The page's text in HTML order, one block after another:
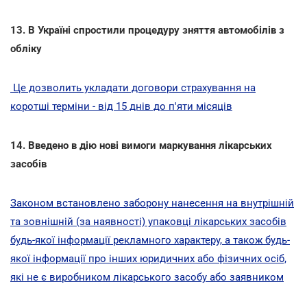
13. В Україні спростили процедуру зняття автомобілів з
обліку
Це дозволить укладати договори страхування на
коротші терміни - від 15 днів до п'яти місяців
14. Введено в дію нові вимоги маркування лікарських
засобів
Законом встановлено заборону нанесення на внутрішній
та зовнішній (за наявності) упаковці лікарських засобів
будь-якої інформації рекламного характеру, а також будь-
якої інформації про інших юридичних або фізичних осіб,
які не є виробником лікарського засобу або заявником